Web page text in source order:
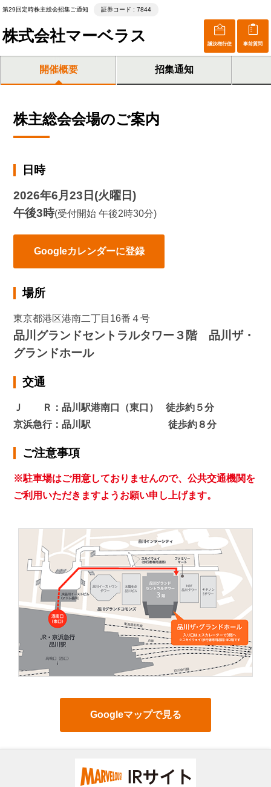
第29回定時株主総会招集ご通知 証券コード : 7844
株式会社マーベラス 議決権行使 事前質問
開催概要 招集通知
株主総会会場のご案内
日時
2026年6月23日(火曜日)
午後3時(受付開始 午後2時30分)
Googleカレンダーに登録
場所
東京都港区港南二丁目16番４号
品川グランドセントラルタワー３階 品川ザ・
グランドホール
交通
Ｊ Ｒ：品川駅港南口（東口） 徒歩約５分
京浜急行：品川駅 徒歩約８分
ご注意事項
※駐車場はご用意しておりませんので、公共交通機関を
ご利用いただきますようお願い申し上げます。
Googleマップで見る